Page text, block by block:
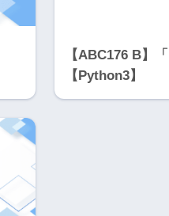
【ABC176 B】
【Python3】